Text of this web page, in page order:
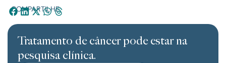
COMPARTILHE:
Tratamento de câncer pode estar na
pesquisa clínica.